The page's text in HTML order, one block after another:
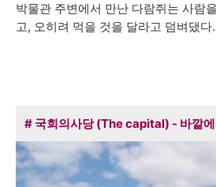
박물관 주변에서 만난 다람쥐는 사람
고, 오히려 먹을 것을 달라고 덤벼댔다
# 국회의사당 (The capital) - 바깥에